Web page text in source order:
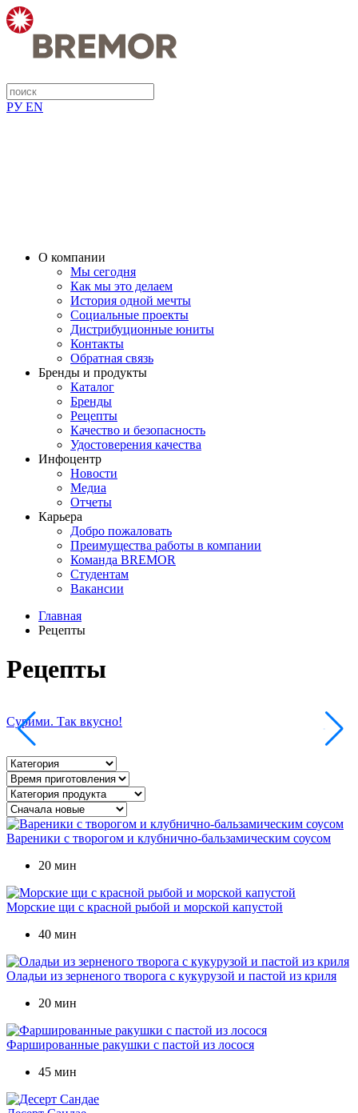
РУ EN
О компании
Мы сегодня
Как мы это делаем
История одной мечты
Социальные проекты
Дистрибуционные юниты
Контакты
Обратная связь
Бренды и продукты
Каталог
Бренды
Рецепты
Качество и безопасность
Удостоверения качества
Инфоцентр
Новости
Медиа
Отчеты
Карьера
Добро пожаловать
Преимущества работы в компании
Команда BREMOR
Студентам
Вакансии
Главная
Рецепты
Рецепты
Сурими. Так вкусно!
Вареники с творогом и клубнично-бальзамическим соусом
20 мин
Морские щи с красной рыбой и морской капустой
40 мин
Оладьи из зерненого творога с кукурузой и пастой из криля
20 мин
Фаршированные ракушки с пастой из лосося
45 мин